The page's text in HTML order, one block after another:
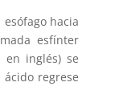
hacia
esfínter
en inglés) se
regrese